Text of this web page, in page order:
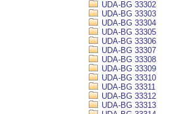
UDA-BG 33302
UDA-BG 33303
UDA-BG 33304
UDA-BG 33305
UDA-BG 33306
UDA-BG 33307
UDA-BG 33308
UDA-BG 33309
UDA-BG 33310
UDA-BG 33311
UDA-BG 33312
UDA-BG 33313